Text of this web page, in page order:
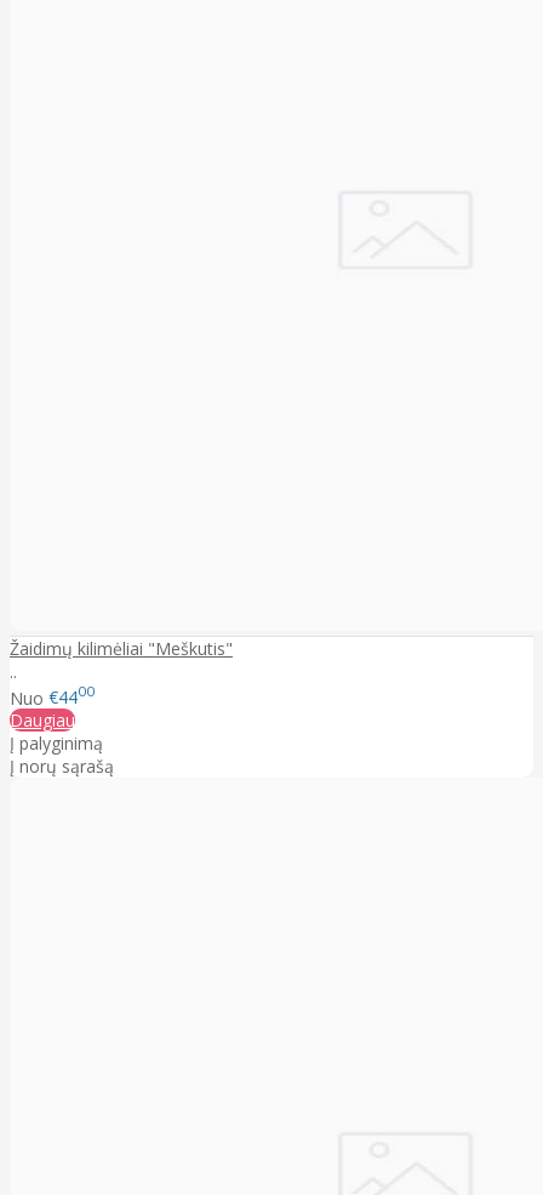
Žaidimų kilimėliai "Meškutis"
..
Nuo €4400
Daugiau
Į palyginimą
Į norų sąrašą